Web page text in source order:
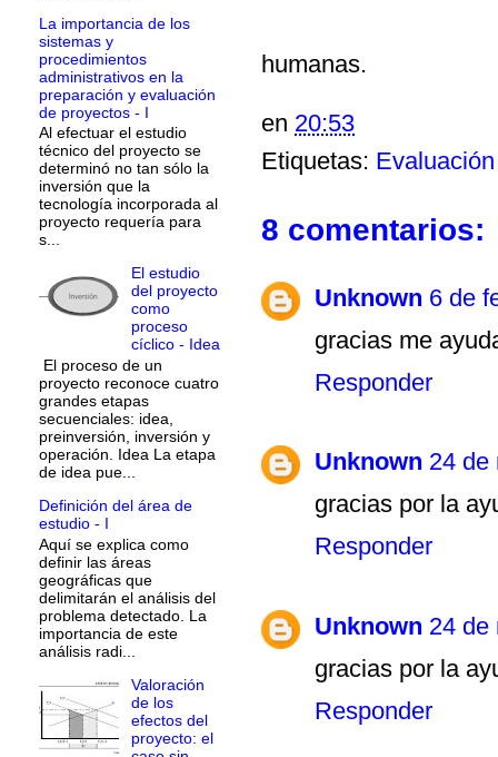
humanas.
en 20:53
Etiquetas:
8 comentarios:
Unknown 6 de
gracias me
Responder
Unknown 24 de
gracias por la
Responder
Unknown 24 de
gracias por la
Responder
La importancia de los
sistemas y
procedimientos
administrativos en la
preparación y evaluación
de proyectos - I
Al efectuar el estudio
técnico del proyecto se
determinó no tan sólo la
inversión que la
tecnología incorporada al
proyecto requería para
s...
El estudio
del proyecto
como
proceso
cíclico - Idea
El proceso de un
proyecto reconoce cuatro
grandes etapas
secuenciales: idea,
preinversión, inversión y
operación. Idea La etapa
de idea pue...
Definición del área de
estudio - I
Aquí se explica como
definir las áreas
geográficas que
delimitarán el análisis del
problema detectado. La
importancia de este
análisis radi...
Valoración
de los
efectos del
proyecto: el